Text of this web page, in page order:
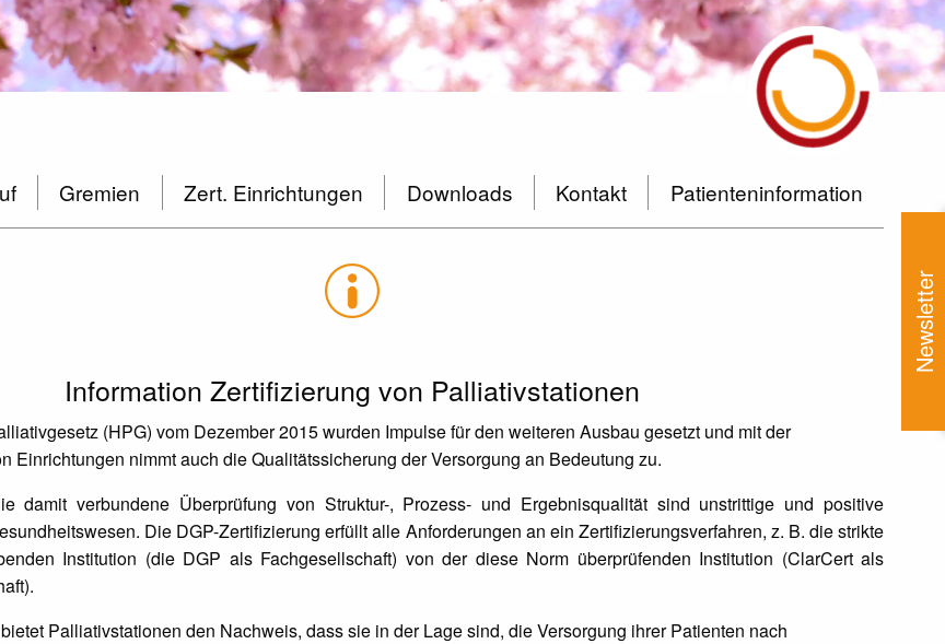
Gremien Zert. Einrichtungen Downloads Kontakt Patienteninformation
Information Zertifizierung von Palliativstationen
(HPG) vom Dezember 2015 wurden Impulse für den weiteren Ausbau gesetzt und mit der
Einrichtungen nimmt auch die Qualitätssicherung der Versorgung an Bedeutung zu.
damit verbundene Überprüfung von Struktur-, Prozess- und Ergebnisqualität sind unstrittige und positive
Die DGP-Zertifizierung erfüllt alle Anforderungen an ein Zertifizierungsverfahren, z. B. die strikte
Institution (die DGP als Fachgesellschaft) von der diese Norm überprüfenden Institution (ClarCert als
Palliativstationen den Nachweis, dass sie in der Lage sind, die Versorgung ihrer Patienten nach
Newsletter